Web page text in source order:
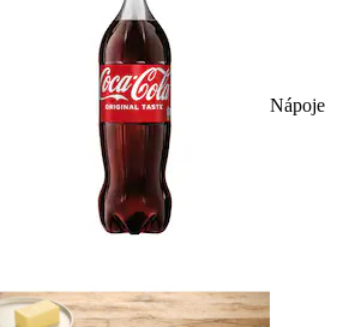
Nápoje